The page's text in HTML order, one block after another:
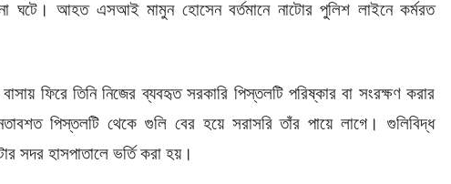
ঘটে। আহত এসআই মামুন হোসেন বর্তমানে নাটোর পুলিশ লাইনে কর্মরত
ফিরে তিনি নিজের ব্যবহৃত সরকারি পিস্তলটি পরিষ্কার বা সংরক্ষণ করার
পিস্তলটি থেকে গুলি বের হয়ে সরাসরি তাঁর পায়ে লাগে। গুলিবিদ্ধ
সদর হাসপাতালে ভর্তি করা হয়।